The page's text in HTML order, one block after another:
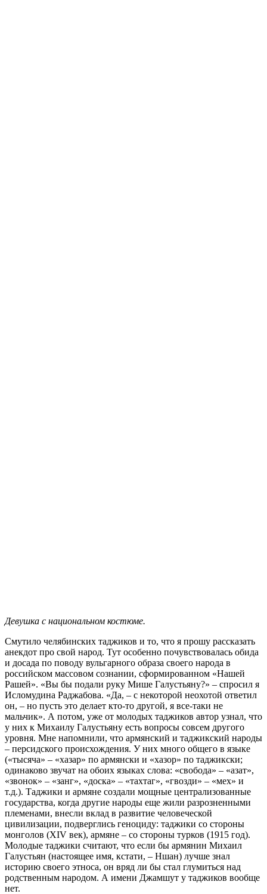
Девушка с национальном костюме.
Смутило челябинских таджиков и то, что я прошу рассказать
анекдот про свой народ. Тут особенно почувствовалась обида
и досада по поводу вульгарного образа своего народа в
российском массовом сознании, сформированном «Нашей
Рашей». «Вы бы подали руку Мише Галустьяну?» – спросил я
Исломудина Раджабова. «Да, – с некоторой неохотой ответил
он, – но пусть это делает кто-то другой, я все-таки не
мальчик». А потом, уже от молодых таджиков автор узнал, что
у них к Михаилу Галустьяну есть вопросы совсем другого
уровня. Мне напомнили, что армянский и таджикский народы
– персидского происхождения. У них много общего в языке
(«тысяча» – «хазар» по армянски и «хазор» по таджикски;
одинаково звучат на обоих языках слова: «свобода» – «азат»,
«звонок» – «занг», «доска» – «тахтаг», «гвозди» – «мех» и
т.д.). Таджики и армяне создали мощные централизованные
государства, когда другие народы еще жили разрозненными
племенами, внесли вклад в развитие человеческой
цивилизации, подверглись геноциду: таджики со стороны
монголов (XIV век), армяне – со стороны турков (1915 год).
Молодые таджики считают, что если бы армянин Михаил
Галустьян (настоящее имя, кстати, – Ншан) лучше знал
историю своего этноса, он вряд ли бы стал глумиться над
родственным народом. А имени Джамшут у таджиков вообще
нет.